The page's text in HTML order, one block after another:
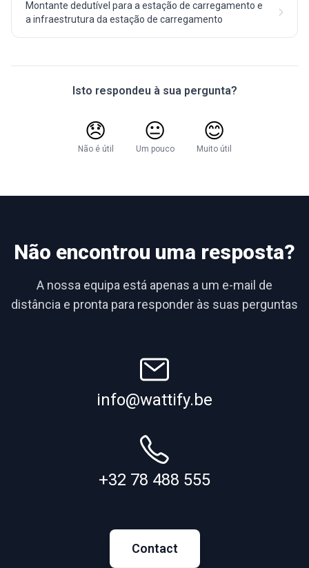
Montante dedutível para a estação de carregamento e
a infraestrutura da estação de carregamento
Isto respondeu à sua pergunta?
😞
Não é útil
😐
Um pouco
😊
Muito útil
Não encontrou uma resposta?
A nossa equipa está apenas a um e-mail de
distância e pronta para responder às suas perguntas
info@wattify.be
+32 78 488 555
Contact